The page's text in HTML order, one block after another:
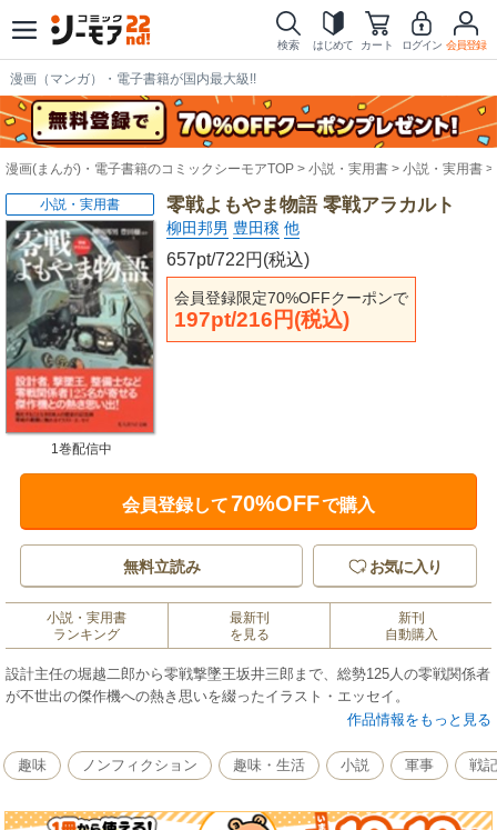
検索 はじめて カート ログイン 会員登録
漫画（マンガ）・電子書籍が国内最大級!!
漫画(まんが)・電子書籍のコミックシーモアTOP 小説・実用書 小説・実用書
零戦よもやま物語 零戦アラカルト
柳田邦男 豊田穣 他
657pt/722円(税込)
会員登録限定70%OFFクーポンで
197pt/216円(税込)
小説・実用書
1巻配信中
会員登録して70%OFFで購入
無料立読み お気に入り
小説・実用書
ランキング
最新刊
を見る
新刊
自動購入
設計主任の堀越二郎から零戦撃墜王坂井三郎まで、総勢125人の零戦関係者
が不世出の傑作機への熱き思いを綴ったイラスト・エッセイ。
作品情報をもっと見る
趣味 ノンフィクション 趣味・生活 小説 軍事 戦記